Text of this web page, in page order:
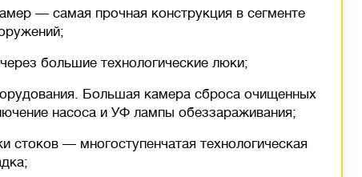
— самая прочная конструкция в сегменте
большие технологические люки;
Большая камера сброса очищенных
насоса и УФ лампы обеззараживания;
стоков — многоступенчатая технологическая